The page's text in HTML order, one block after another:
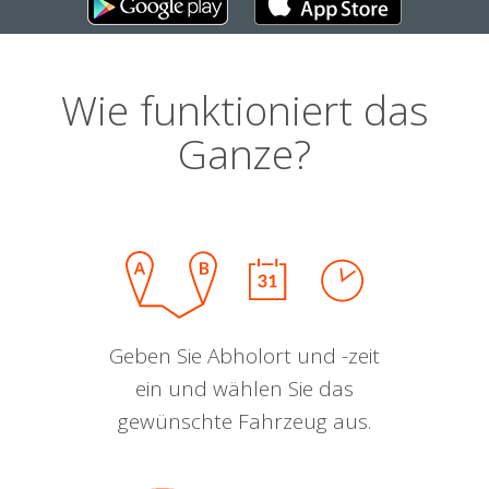
Wie funktioniert das
Ganze?
Geben Sie Abholort und -zeit
ein und wählen Sie das
gewünschte Fahrzeug aus.